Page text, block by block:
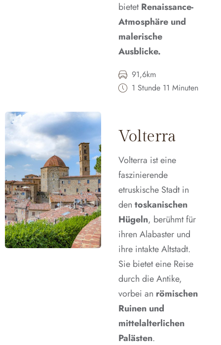
bietetRenaissance-
Atmosphäre und
malerische
Ausblicke.
91,6km
1 Stunde 11 Minuten
Volterra
Volterra ist eine
faszinierende
etruskische Stadt in
den toskanischen
Hügeln, berühmt für
ihren Alabaster und
ihre intakte Altstadt.
Sie bietet eine Reise
durch die Antike,
vorbei an römischen
Ruinen und
mittelalterlichen
Palästen.